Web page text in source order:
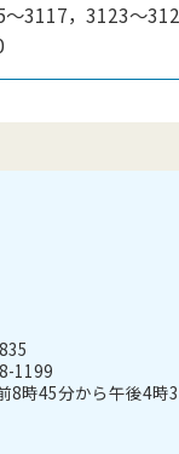
3117，3123〜
1199
8時45分から午後4